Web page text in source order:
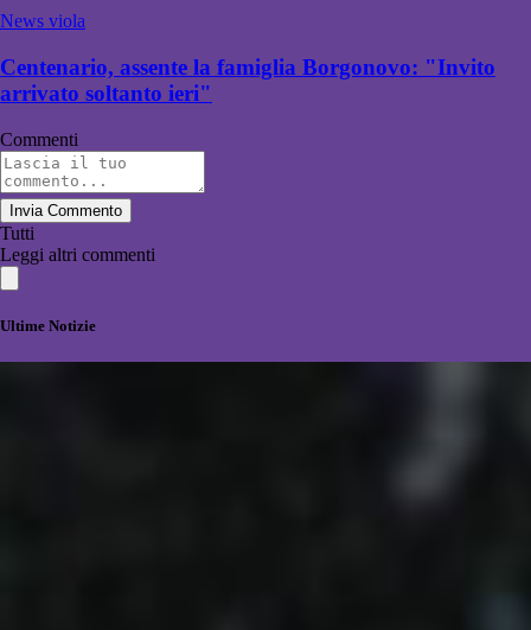
News viola
Centenario, assente la famiglia Borgonovo: "Invito
arrivato soltanto ieri"
Commenti
Invia Commento
Tutti
Leggi altri commenti
Ultime Notizie